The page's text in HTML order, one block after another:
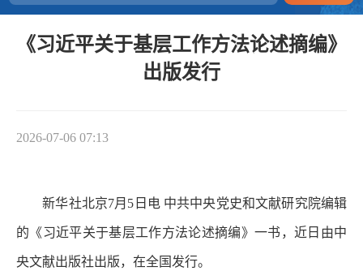
《习近平关于基层工作方法论述摘编》
出版发行
2026-07-06 07:13
新华社北京7月5日电 中共中央党史和文献研究院编辑
的《习近平关于基层工作方法论述摘编》一书，近日由中
央文献出版社出版，在全国发行。